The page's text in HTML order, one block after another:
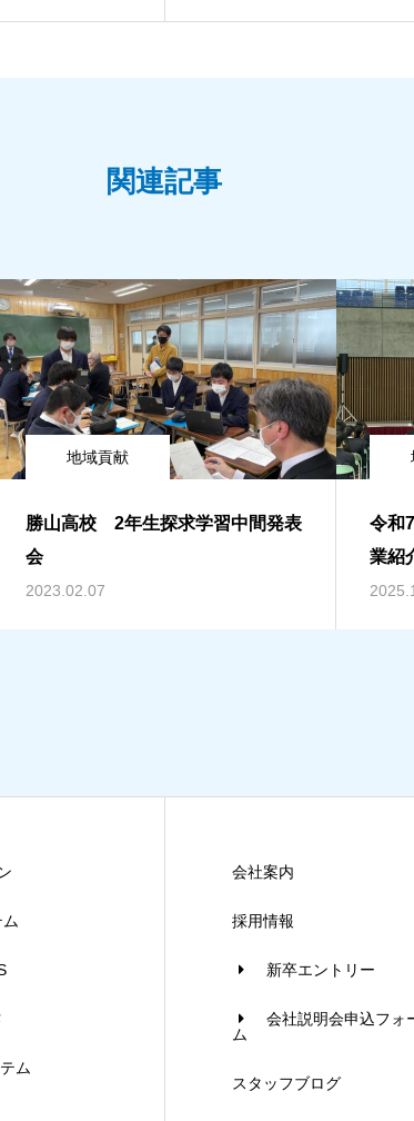
関連記事
地域貢献
勝山高校 2年生探求学習中間発表
会
2023.02.07
令和
業紹
ム
会社案内
採用情報
新卒エントリー
会社説明会申込フォ
ム
スタッフブログ